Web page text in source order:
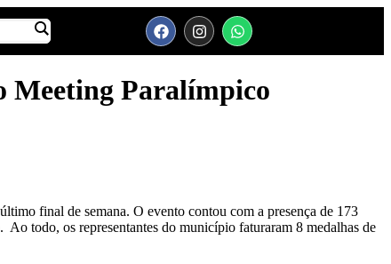
Meeting Paralímpico
final de semana. O evento contou com a presença de 173
todo, os representantes do município faturaram 8 medalhas de